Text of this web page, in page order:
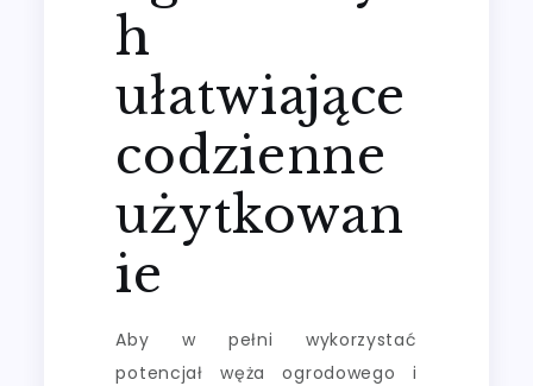
h
ułatwiające
codzienne
użytkowan
ie
Aby w pełni wykorzystać
potencjał węża ogrodowego i